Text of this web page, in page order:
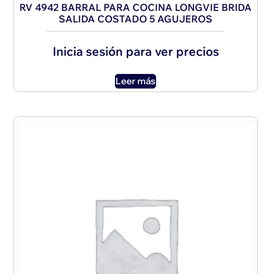
RV 4942 BARRAL PARA COCINA LONGVIE BRIDA
SALIDA COSTADO 5 AGUJEROS
Inicia sesión para ver precios
Leer más